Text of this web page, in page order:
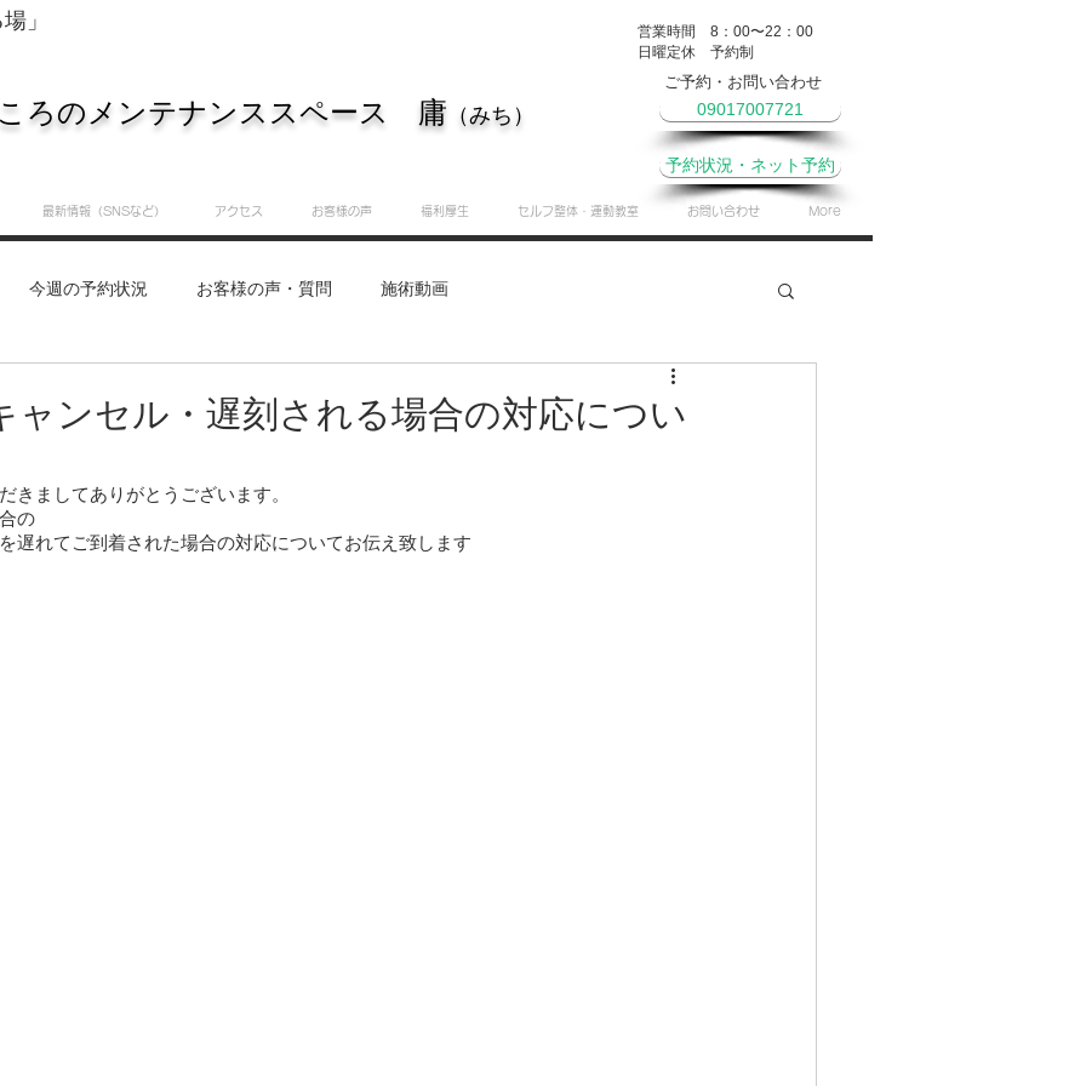
」
営業時間 8：00〜22：00
​日曜定休 予約制
ろのメンテナンススペース 庸 （みち）
ご予約・お問い合わせ
09017007721
予約状況・ネット予約
最新情報（SNSなど） アクセス お客様の声 福利厚生 セルフ整体・運動教室 お問い合わせ More
今週の予約状況 お客様の声・質問 施術動画
月間予定表
ャンセル・遅刻される場合の対応につい
きましてありがとうございます。
の
遅れてご到着された場合の対応についてお伝え致します